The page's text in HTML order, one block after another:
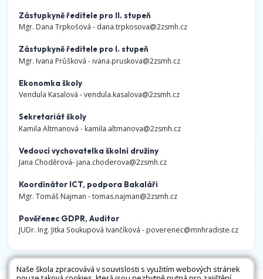
Zástupkyně ředitele pro II. stupeň
Mgr. Dana Trpkošová - dana.trpkosova@2zsmh.cz
Zástupkyně ředitele pro I. stupeň
Mgr. Ivana Průšková -ivana.pruskova@2zsmh.cz
Ekonomka školy
Vendula Kasalová -vendula.kasalova@2zsmh.cz
Sekretariát školy
Kamila Altmanová -kamila.altmanova@2zsmh.cz
Vedoucí vychovatelka školní družiny
Jana Choděrová-jana.choderova@2zsmh.cz
Koordinátor ICT, podpora Bakaláři
Mgr. Tomáš Najman -tomas.najman@2zsmh.cz
Pověřenec GDPR, Auditor
JUDr. Ing. Jitka Soukupová Ivančíková -poverenec@mnhradiste.cz
Naše škola zpracovává v souvislosti s využitím webových stránek